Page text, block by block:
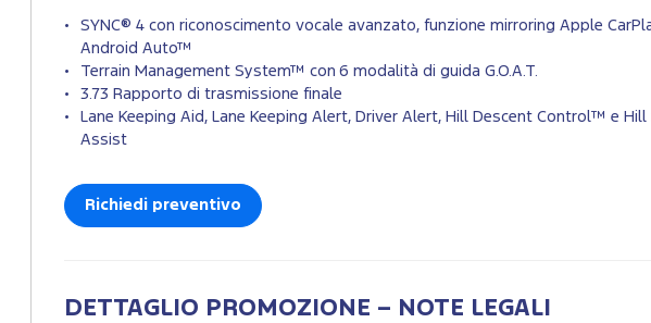
SYNC® 4 con riconoscimento vocale avanzato, funzione mirroring Apple
Android Auto™
Terrain Management System™ con 6 modalità di guida G.O.A.T.
3.73 Rapporto di trasmissione finale
Lane Keeping Aid, Lane Keeping Alert, Driver Alert, Hill Descent Control™ e
Assist
Richiedi preventivo
DETTAGLIO PROMOZIONE – NOTE LEGALI